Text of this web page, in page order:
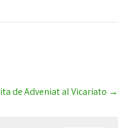
de Adveniat al Vicariato →